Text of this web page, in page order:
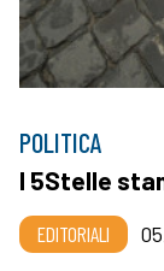
POLITICA
I 5Stelle
EDITORIALI